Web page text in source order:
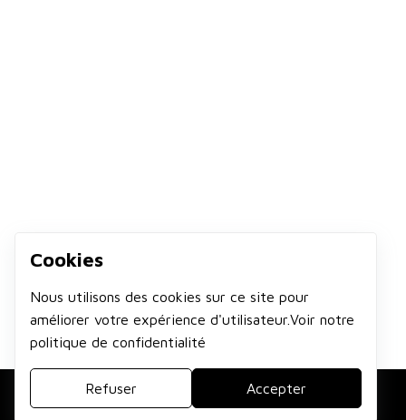
LIVRAISON GRATUITE
Cookies
Nous utilisons des cookies sur ce site pour
améliorer votre expérience d'utilisateur.Voir notre
politique de confidentialité
Refuser Accepter